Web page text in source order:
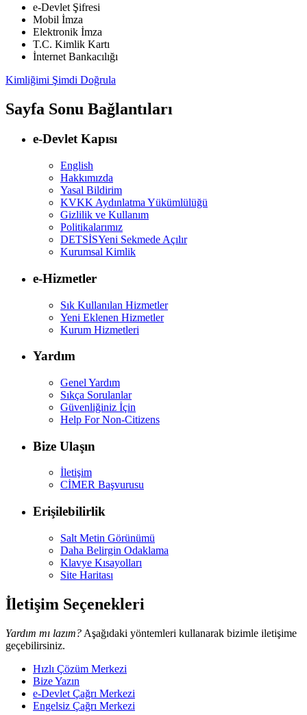
e-Devlet Şifresi
Mobil İmza
Elektronik İmza
T.C. Kimlik Kartı
İnternet Bankacılığı
Kimliğimi Şimdi Doğrula
Sayfa Sonu Bağlantıları
e-Devlet Kapısı
English
Hakkımızda
Yasal Bildirim
KVKK Aydınlatma Yükümlülüğü
Gizlilik ve Kullanım
Politikalarımız
DETSİSYeni Sekmede Açılır
Kurumsal Kimlik
e-Hizmetler
Sık Kullanılan Hizmetler
Yeni Eklenen Hizmetler
Kurum Hizmetleri
Yardım
Genel Yardım
Sıkça Sorulanlar
Güvenliğiniz İçin
Help For Non-Citizens
Bize Ulaşın
İletişim
CİMER Başvurusu
Erişilebilirlik
Salt Metin Görünümü
Daha Belirgin Odaklama
Klavye Kısayolları
Site Haritası
İletişim Seçenekleri
Yardım mı lazım? Aşağıdaki yöntemleri kullanarak bizimle iletişime
geçebilirsiniz.
Hızlı Çözüm Merkezi
Bize Yazın
e-Devlet Çağrı Merkezi
Engelsiz Çağrı Merkezi